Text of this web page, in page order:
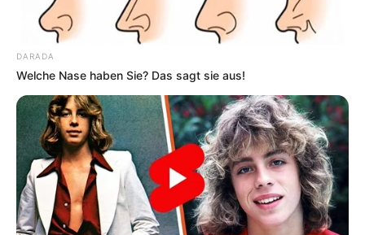
DARADA
Welche Nase haben Sie? Das sagt sie aus!